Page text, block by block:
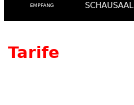
EMPFANG SCHAUSAAL
Tarife